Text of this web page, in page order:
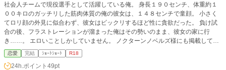
社会人チームで現役選手として活躍している俺。 身長１９０センチ、体重約１
００キロのガッチリした筋肉体質の俺の彼女は、１４８センチで童顔。 小さく
てロリ顔の外見に似合わず、彼女はビックリするほど性に貪欲だった。 負け試
合の後、フラストレーションが溜まった俺はその勢いのまま、彼女の家に行
き……。 エロいことしかしていません。 ノクターンノベルズ様にも掲載してい
ます。
恋愛 完結 ｼｮｰﾄｼｮｰﾄ R18
24h.ポイント 49pt